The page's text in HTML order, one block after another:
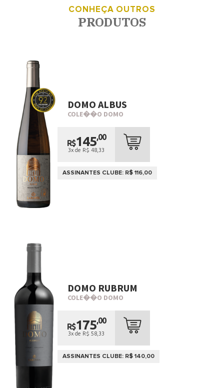
CONHEÇA OUTROS
PRODUTOS
DOMO ALBUS
COLE��O DOMO
R$145,00
3x de R$ 48,33
ASSINANTES CLUBE: R$ 116,00
DOMO RUBRUM
COLE��O DOMO
R$175,00
3x de R$ 58,33
ASSINANTES CLUBE: R$ 140,00